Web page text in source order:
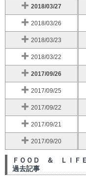
2018/03/27
2018/03/26
2018/03/23
2018/03/22
2017/09/26
2017/09/25
2017/09/22
2017/09/21
2017/09/20
ＦＯＯＤ ＆ ＬＩＦ
過去記事